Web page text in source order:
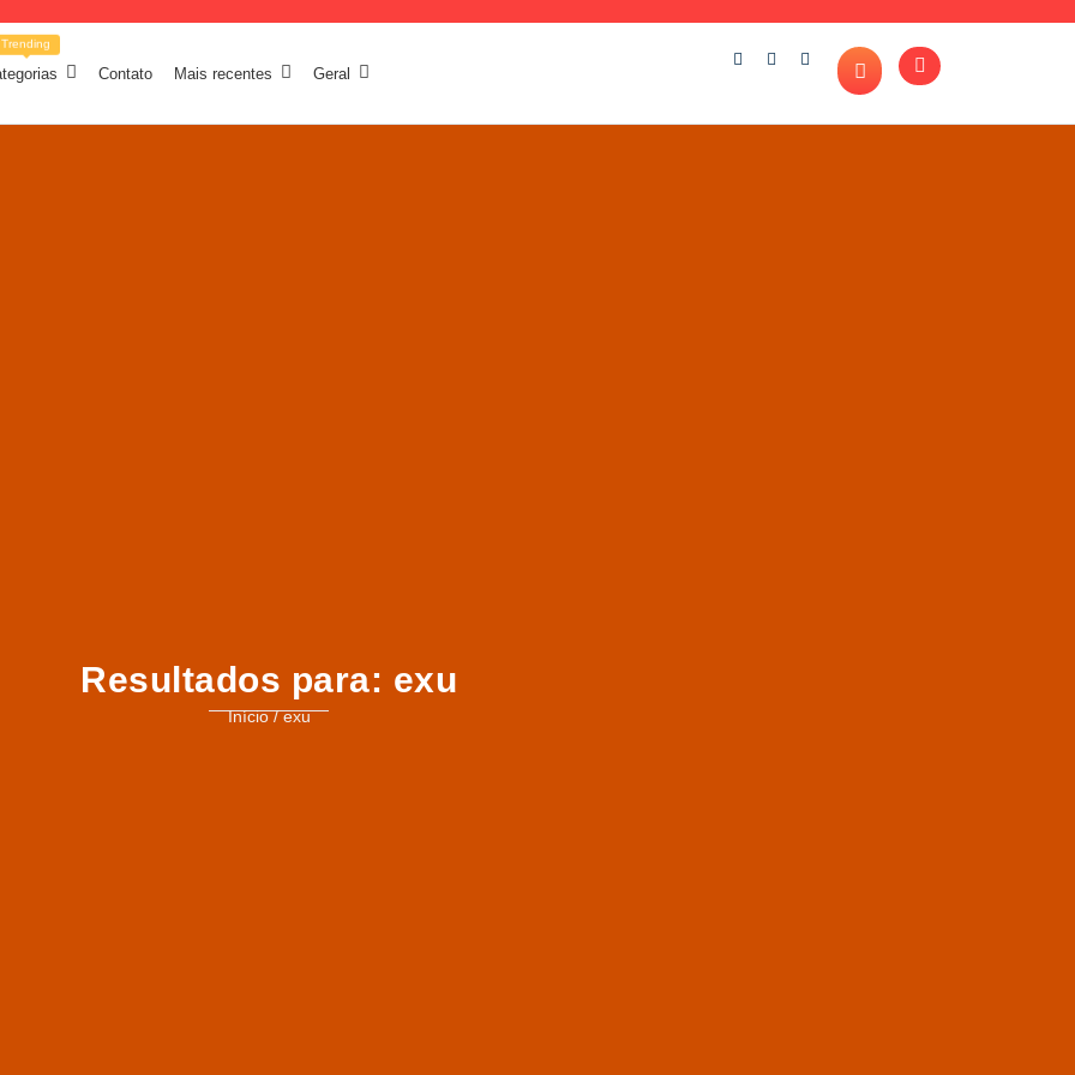
Trending
Contato Mais recentes Geral
Resultados para: exu
Início / exu